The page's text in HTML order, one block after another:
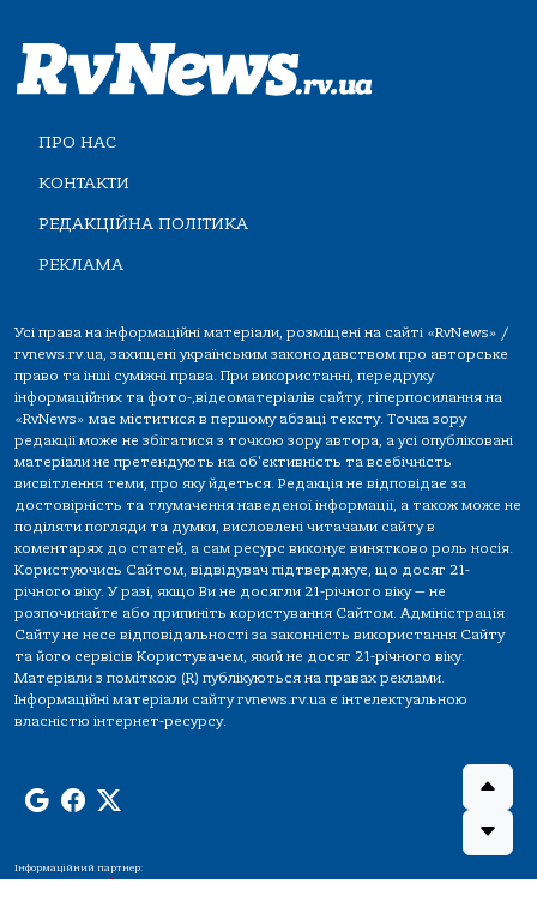
ПРО НАС
КОНТАКТИ
РЕДАКЦІЙНА ПОЛІТИКА
РЕКЛАМА
Усі права на інформаційні матеріали, розміщені на сайті «RvNews» /
rvnews.rv.ua, захищені українським законодавством про авторське
право та інші суміжні права. При використанні, передруку
інформаційних та фото-,відеоматеріалів сайту, гіперпосилання на
«RvNews» має міститися в першому абзаці тексту. Точка зору
редакції може не збігатися з точкою зору автора, а усі опубліковані
матеріали не претендують на об'єктивність та всебічність
висвітлення теми, про яку йдеться. Редакція не відповідає за
достовірність та тлумачення наведеної інформації, а також може не
поділяти погляди та думки, висловлені читачами сайту в
коментарях до статей, а сам ресурс виконує винятково роль носія.
Користуючись Сайтом, відвідувач підтверджує, що досяг 21-
річного віку. У разі, якщо Ви не досягли 21-річного віку — не
розпочинайте або припиніть користування Сайтом. Адміністрація
Сайту не несе відповідальності за законність використання Сайту
та його сервісів Користувачем, який не досяг 21-річного віку.
Матеріали з поміткою (R) публікуються на правах реклами.
Інформаційні матеріали сайту rvnews.rv.ua є інтелектуальною
власністю інтернет-ресурсу.
Інформаційний партнер: